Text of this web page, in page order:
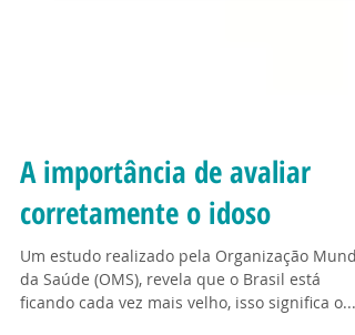
A importância de avaliar
corretamente o idoso